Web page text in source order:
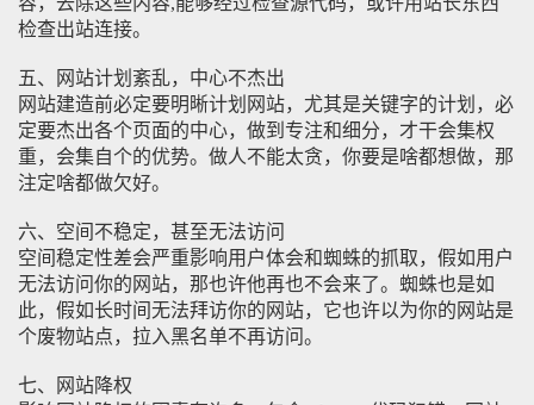
检查出站连接。
五、网站计划紊乱，中心不杰出
网站建造前必定要明晰计划网站，尤其是关键字的计划，必
定要杰出各个页面的中心，做到专注和细分，才干会集权
重，会集自个的优势。做人不能太贪，你要是啥都想做，那
注定啥都做欠好。
六、空间不稳定，甚至无法访问
空间稳定性差会严重影响用户体会和蜘蛛的抓取，假如用户
无法访问你的网站，那也许他再也不会来了。蜘蛛也是如
此，假如长时间无法拜访你的网站，它也许以为你的网站是
个废物站点，拉入黑名单不再访问。
七、网站降权